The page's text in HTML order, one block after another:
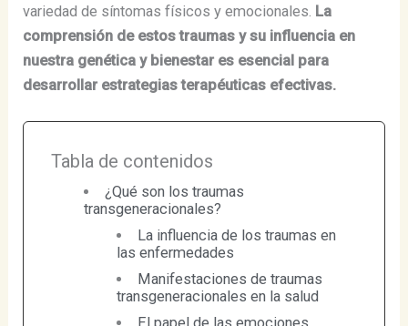
variedad de síntomas físicos y emocionales. La
comprensión de estos traumas y su influencia en
nuestra genética y bienestar es esencial para
desarrollar estrategias terapéuticas efectivas.
Tabla de contenidos
¿Qué son los traumas
transgeneracionales?
La influencia de los traumas en
las enfermedades
Manifestaciones de traumas
transgeneracionales en la salud